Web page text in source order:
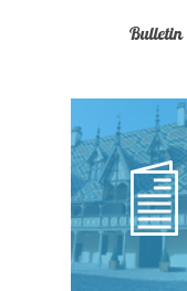
Bulletin